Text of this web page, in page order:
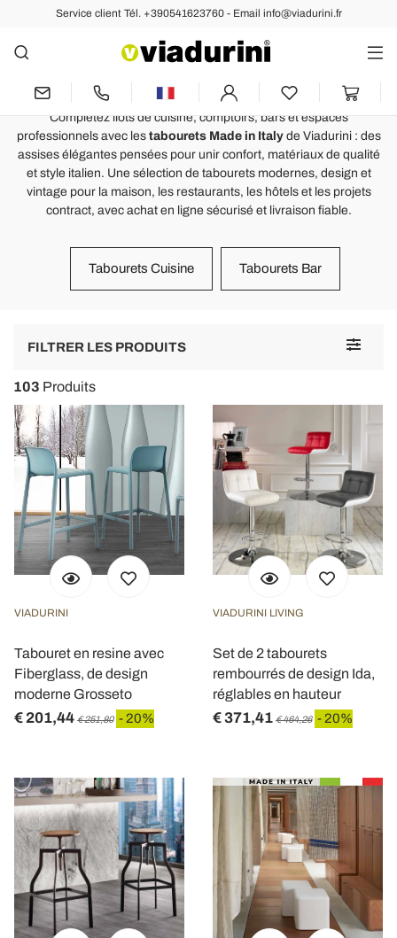
Service client Tél. +390541623760 - Email info@viadurini.fr
Tabourets Made in Italy pour
cuisine, bar et intérieurs élégants
Complétez îlots de cuisine, comptoirs, bars et espaces
professionnels avec les tabourets Made in Italyde Viadurini : des
assises élégantes pensées pour unir confort, matériaux de qualité
et style italien. Une sélection de tabourets modernes, design et
vintage pour la maison, les restaurants, les hôtels et les projets
contract, avec achat en ligne sécurisé et livraison fiable.
Tabourets Cuisine Tabourets Bar
Toggle
FILTRER LES PRODUITS
103 Produits
VIADURINI
Tabouret en resine avec
Fiberglass, de design
moderne Grosseto
€ 201,44 € 251,80 - 20%
VIADURINI LIVING
Set de 2 tabourets
rembourrés de design Ida,
réglables en hauteur
€ 371,41 € 464,26 - 20%